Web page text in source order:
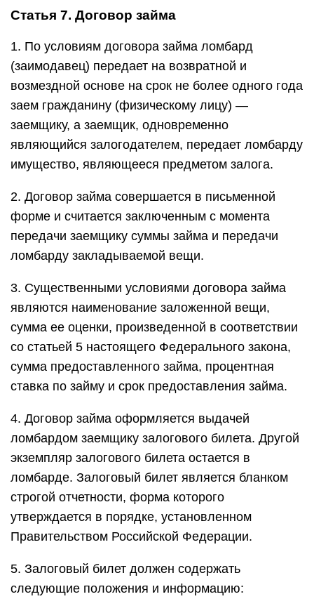
Статья 7. Договор займа
1. По условиям договора займа ломбард
(заимодавец) передает на возвратной и
возмездной основе на срок не более одного года
заем гражданину (физическому лицу) —
заемщику, а заемщик, одновременно
являющийся залогодателем, передает ломбарду
имущество, являющееся предметом залога.
2. Договор займа совершается в письменной
форме и считается заключенным с момента
передачи заемщику суммы займа и передачи
ломбарду закладываемой вещи.
3. Существенными условиями договора займа
являются наименование заложенной вещи,
сумма ее оценки, произведенной в соответствии
со статьей 5 настоящего Федерального закона,
сумма предоставленного займа, процентная
ставка по займу и срок предоставления займа.
4. Договор займа оформляется выдачей
ломбардом заемщику залогового билета. Другой
экземпляр залогового билета остается в
ломбарде. Залоговый билет является бланком
строгой отчетности, форма которого
утверждается в порядке, установленном
Правительством Российской Федерации.
5. Залоговый билет должен содержать
следующие положения и информацию: